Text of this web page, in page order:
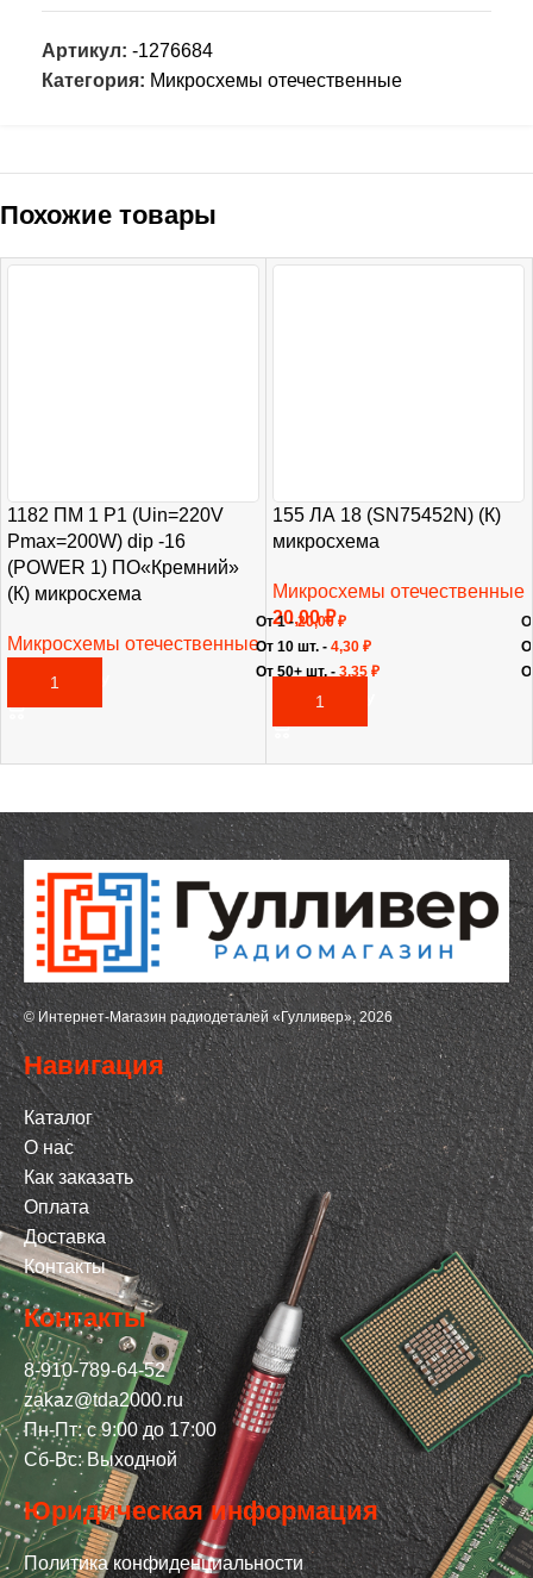
Артикул: -1276684
Категория: Микросхемы отечественные
Похожие товары
1182 ПМ 1 Р1 (Uin=220V
Pmax=200W) dip -16
(POWER 1) ПО«Кремний»
(К) микросхема
Микросхемы отечественные
В КОРЗИНУ
155 ЛА 18 (SN75452N) (К)
микросхема
Микросхемы отечественные
20,00₽
В КОРЗИНУ
От 1 -20,00₽
От 10 шт. - 4,30 ₽
От 50+ шт. - 3,35 ₽
© Интернет-Магазин радиодеталей «Гулливер», 2026
Навигация
Каталог
О нас
Как заказать
Оплата
Доставка
Контакты
Контакты
8-910-789-64-52
zakaz@tda2000.ru
Пн-Пт: с 9:00 до 17:00
Сб-Вс: Выходной
Юридическая информация
Политика конфиденциальности